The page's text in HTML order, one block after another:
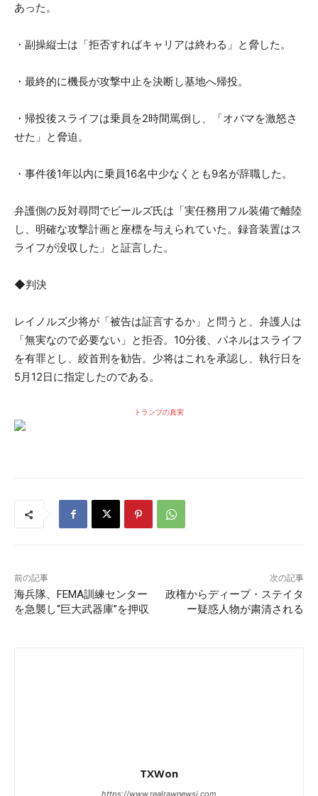
あった。
・副操縦士は「拒否すればキャリアは終わる」と脅した。
・最終的に機長が攻撃中止を決断し基地へ帰投。
・帰投後スライフは乗員を2時間罵倒し、「オバマを激怒さ
せた」と脅迫。
・事件後1年以内に乗員16名中少なくとも9名が辞職した。
弁護側の反対尋問でビールズ氏は「実任務用フル装備で離陸
し、明確な攻撃計画と座標を与えられていた。録音装置はス
ライフが没収した」と証言した。
◆判決
レイノルズ少将が「被告は証言するか」と問うと、弁護人は
「無実なので必要ない」と拒否。10分後、パネルはスライフ
を有罪とし、絞首刑を勧告。少将はこれを承認し、執行日を
5月12日に指定したのである。
トランプの真実
前の記事
海兵隊、FEMA訓練センター
を急襲し“巨大武器庫”を押収
次の記事
政権からディープ・ステイタ
ー疑惑人物が粛清される
TXWon